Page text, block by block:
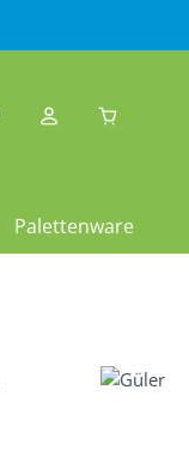
Palettenware